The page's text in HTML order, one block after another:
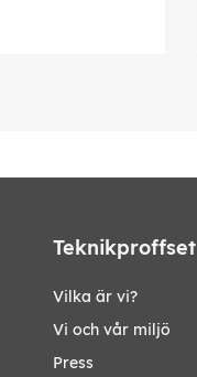
Teknikproffset
Vilka är vi?
Vi och vår miljö
Press